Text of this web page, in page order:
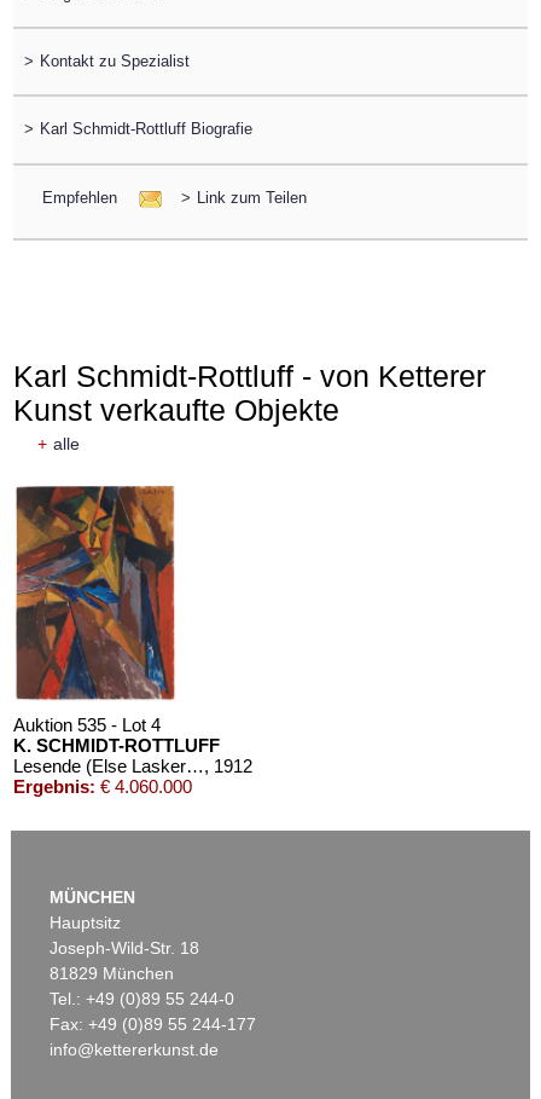
> Kontakt zu Spezialist
> Karl Schmidt-Rottluff Biografie
Empfehlen > Link zum Teilen
Karl Schmidt-Rottluff - von Ketterer
Kunst verkaufte Objekte
+ alle
Auktion 535 - Lot 4
K. SCHMIDT-ROTTLUFF
Lesende (Else Lasker-Schüler), 1912
Ergebnis: € 4.060.000
Auktion 535 - Lot 19
MÜNCHEN
Hauptsitz
Joseph-Wild-Str. 18
81829 München
Tel.: +49 (0)89 55 244-0
Fax: +49 (0)89 55 244-177
info@kettererkunst.de